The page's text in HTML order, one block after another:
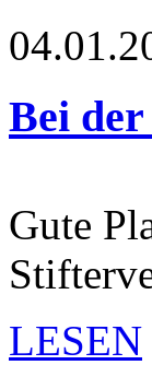
Bei
Gute
LESEN